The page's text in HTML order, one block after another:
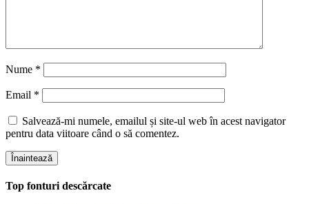
Nume *
Email *
Salvează-mi numele, emailul și site-ul web în acest navigator
pentru data viitoare când o să comentez.
Înaintează
Top fonturi descărcate